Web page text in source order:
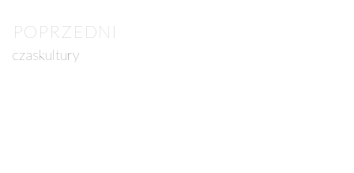
Post
navigation
POPRZEDNI
czaskultury